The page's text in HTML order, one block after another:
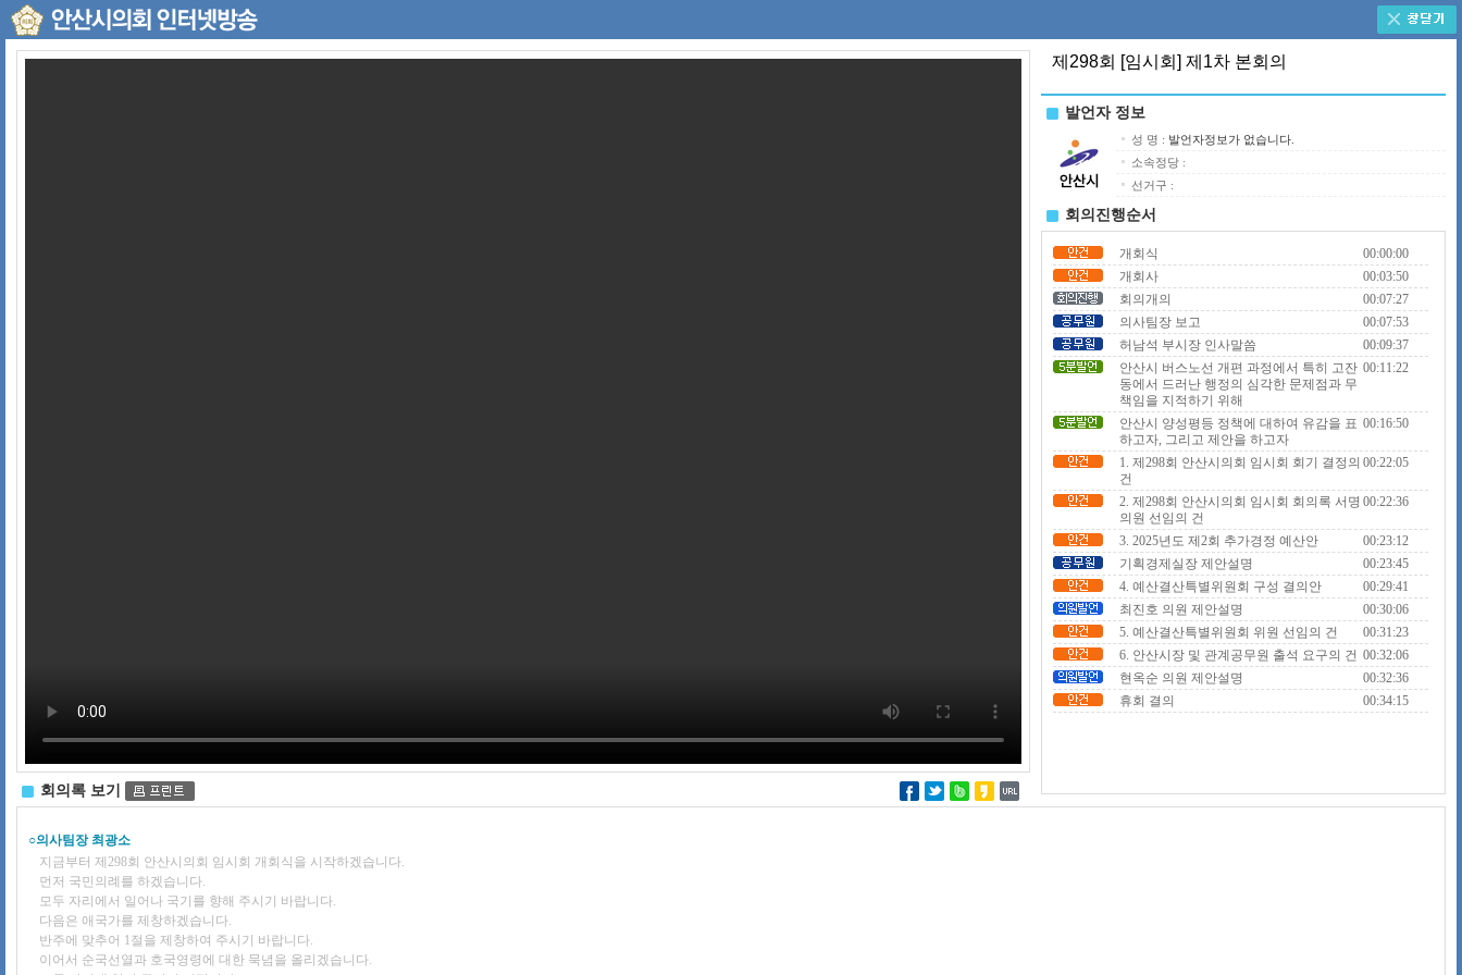
제298회 [임시회] 제1차 본회의
발언자 정보
성 명 : 발언자정보가 없습니다.
소속정당 :
선거구 :
회의진행순서
개회식
00:00:00
개회사
00:03:50
회의개의
00:07:27
의사팀장 보고
00:07:53
허남석 부시장 인사말씀
00:09:37
안산시 버스노선 개편 과정에서 특히 고잔
동에서 드러난 행정의 심각한 문제점과 무
책임을 지적하기 위해
00:11:22
안산시 양성평등 정책에 대하여 유감을 표
하고자, 그리고 제안을 하고자
00:16:50
1. 제298회 안산시의회 임시회 회기 결정의
건
00:22:05
2. 제298회 안산시의회 임시회 회의록 서명
의원 선임의 건
00:22:36
3. 2025년도 제2회 추가경정 예산안
00:23:12
기획경제실장 제안설명
00:23:45
4. 예산결산특별위원회 구성 결의안
00:29:41
최진호 의원 제안설명
00:30:06
5. 예산결산특별위원회 위원 선임의 건
00:31:23
6. 안산시장 및 관계공무원 출석 요구의 건 00:32:06
현옥순 의원 제안설명
00:32:36
휴회 결의
00:34:15
회의록 보기
○의사팀장 최광소
지금부터 제298회 안산시의회 임시회 개회식을 시작하겠습니다.
먼저 국민의례를 하겠습니다.
모두 자리에서 일어나 국기를 향해 주시기 바랍니다.
다음은 애국가를 제창하겠습니다.
반주에 맞추어 1절을 제창하여 주시기 바랍니다.
이어서 순국선열과 호국영령에 대한 묵념을 올리겠습니다.